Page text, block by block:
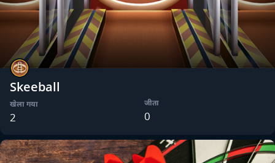
Skeeball
खेला गया
2
जीता
0